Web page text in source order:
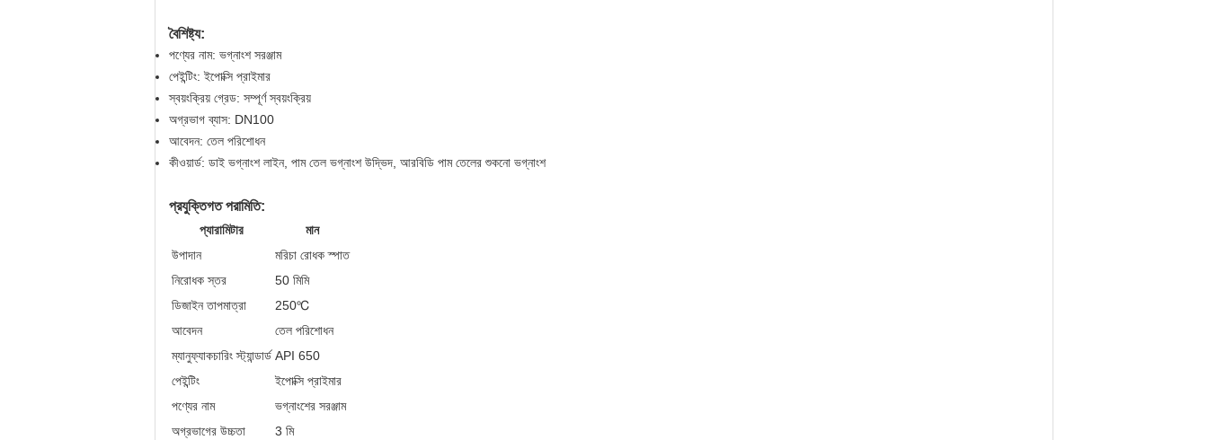
বৈশিষ্ট্য:
পণ্যের নাম: ভগ্নাংশ সরঞ্জাম
পেইন্টিং: ইপোক্সি প্রাইমার
স্বয়ংক্রিয় গ্রেড: সম্পূর্ণ স্বয়ংক্রিয়
অগ্রভাগ ব্যাস: DN100
আবেদন: তেল পরিশোধন
কীওয়ার্ড: ডাই ভগ্নাংশ লাইন, পাম তেল ভগ্নাংশ উদ্ভিদ, আরবিডি পাম তেলের শুকনো ভগ্নাংশ
প্রযুক্তিগত পরামিতি:
প্যারামিটার
মান
উপাদান
মরিচা রোধক স্পাত
নিরোধক স্তর
50 মিমি
ডিজাইন তাপমাত্রা
250℃
আবেদন
তেল পরিশোধন
ম্যানুফ্যাকচারিং স্ট্যান্ডার্ড API 650
পেইন্টিং
ইপোক্সি প্রাইমার
পণ্যের নাম
ভগ্নাংশের সরঞ্জাম
অগ্রভাগের উচ্চতা
3 মি